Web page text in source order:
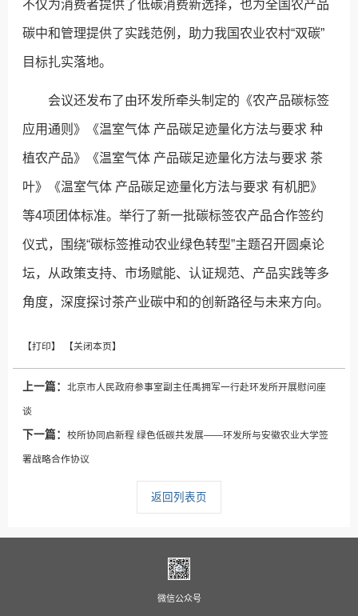
不仅为消费者提供了低碳消费新选择，也为全国农产品
碳中和管理提供了实践范例，助力我国农业农村“双碳”
目标扎实落地。
会议还发布了由环发所牵头制定的《农产品碳标签
应用通则》《温室气体 产品碳足迹量化方法与要求 种
植农产品》《温室气体 产品碳足迹量化方法与要求 茶
叶》《温室气体 产品碳足迹量化方法与要求 有机肥》
等4项团体标准。举行了新一批碳标签农产品合作签约
仪式，围绕“碳标签推动农业绿色转型”主题召开圆桌论
坛，从政策支持、市场赋能、认证规范、产品实践等多
角度，深度探讨茶产业碳中和的创新路径与未来方向。
上一篇：北京市人民政府参事室副主任禹拥军一行赴环发所开展慰问座
谈
下一篇：校所协同启新程 绿色低碳共发展——环发所与安徽农业大学签
署战略合作协议
返回列表页
微信公众号